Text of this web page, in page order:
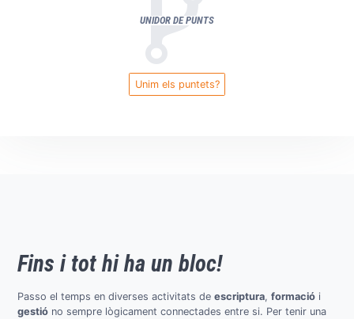
UNIDOR DE PUNTS
Unim els puntets?
Fins i tot hi ha unbloc!
Passo el temps en diverses activitats deescriptura,formació i
gestió no sempre lògicament connectades entre si. Per tenir una